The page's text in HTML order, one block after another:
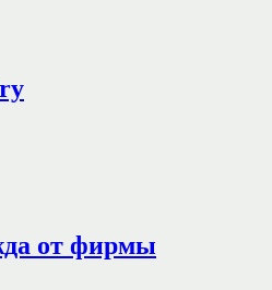
от фирмы